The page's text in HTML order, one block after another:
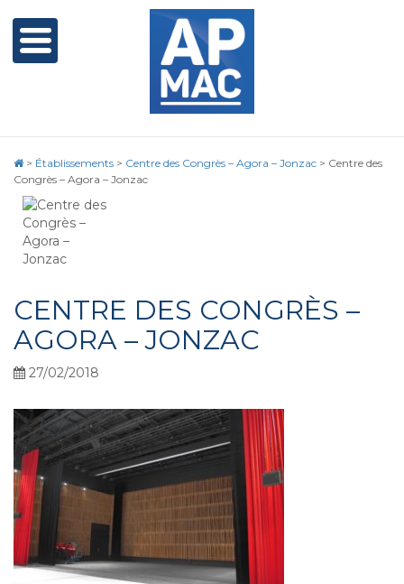
> Établissements > Centre des Congrès – Agora – Jonzac > Centre des
Congrès – Agora – Jonzac
CENTRE DES CONGRÈS –
AGORA – JONZAC
27/02/2018